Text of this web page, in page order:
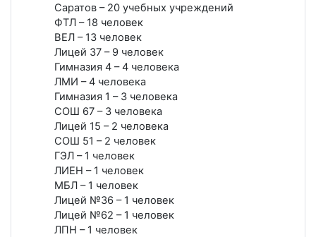
Саратов – 20 учебных учреждений
ФТЛ – 18 человек
ВЕЛ – 13 человек
Лицей 37 – 9 человек
Гимназия 4 – 4 человека
ЛМИ – 4 человека
Гимназия 1 – 3 человека
СОШ 67 – 3 человека
Лицей 15 – 2 человека
СОШ 51 – 2 человек
ГЭЛ – 1 человек
ЛИЕН – 1 человек
МБЛ – 1 человек
Лицей №36 – 1 человек
Лицей №62 – 1 человек
ЛПН – 1 человек